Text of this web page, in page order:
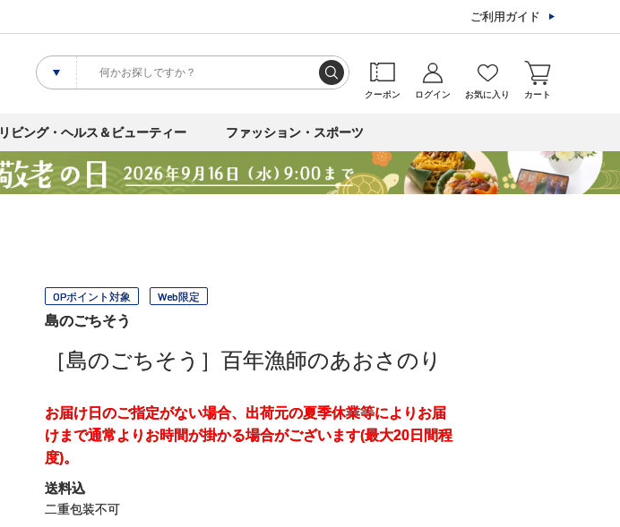
ご利用ガイド
クーポン ログイン お気に入り カート
リビング・ヘルス＆ビューティー ファッション・スポーツ
OPポイント対象 Web限定
島のごちそう
［島のごちそう］百年漁師のあおさのり
お届け日のご指定がない場合、出荷元の夏季休業等によりお届
けまで通常よりお時間が掛かる場合がございます(最大20日間程
度)。
送料込
二重包装不可